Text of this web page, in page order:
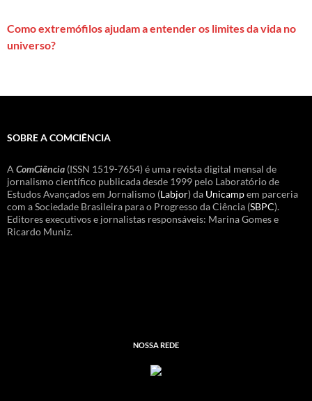
Como extremófilos ajudam a entender os limites da vida no
universo?
SOBRE A COMCIÊNCIA
A ComCiência (ISSN 1519-7654) é uma revista digital mensal de
jornalismo científico publicada desde 1999 pelo Laboratório de
Estudos Avançados em Jornalismo (Labjor) da Unicampem parceria
com a Sociedade Brasileira para o Progresso da Ciência (SBPC).
Editores executivos e jornalistas responsáveis: Marina Gomes e
Ricardo Muniz.
NOSSA REDE